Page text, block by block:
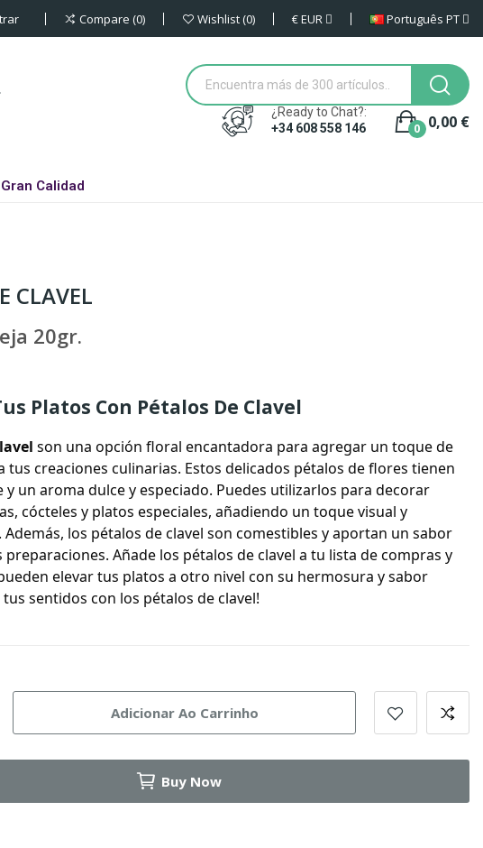
Compare 0 Wishlist 0 €EUR Português PT
¿Ready to Chat?:
+34 608 558 146
0,00 €
0
Calidad
CLAVEL
20gr.
Platos Con Pétalos De Clavel
son una opción floral encantadora para agregar un toque de
tus creaciones culinarias. Estos delicados pétalos de flores tienen
un aroma dulce y especiado. Puedes utilizarlos para decorar
cócteles y platos especiales, añadiendo un toque visual y
los pétalos de clavel son comestibles y aportan un sabor
preparaciones. Añade los pétalos de clavel a tu lista de compras y
elevar tus platos a otro nivel con su hermosura y sabor
tus sentidos con los pétalos de clavel!
Adicionar Ao Carrinho
Buy Now